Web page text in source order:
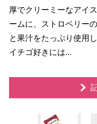
厚でクリーミーなアイ
ームに、ストロベリー
と果汁をたっぷり使用し
イチゴ好きには...